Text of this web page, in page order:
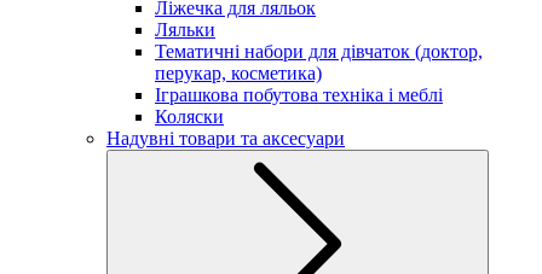
Ліжечка для ляльок
Ляльки
Тематичні набори для дівчаток (доктор,
перукар, косметика)
Іграшкова побутова техніка і меблі
Коляски
Надувні товари та аксесуари